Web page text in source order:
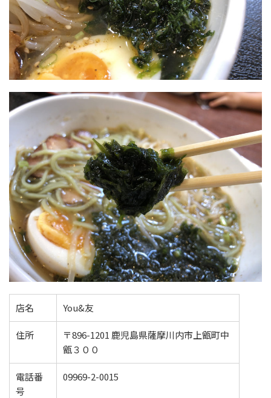
店名 You&友
住所
〒896-1201 鹿児島県薩摩川内市上甑町中
甑３００
電話番
号
09969-2-0015